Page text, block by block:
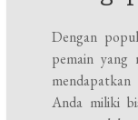
Dengan
pemain yang
Anda miliki